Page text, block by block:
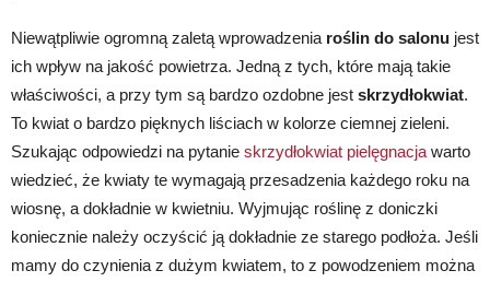
Niewątpliwie ogromną zaletą wprowadzenia roślin do salonu jest
ich wpływ na jakość powietrza. Jedną z tych, które mają takie
właściwości, a przy tym są bardzo ozdobne jest skrzydłokwiat.
To kwiat o bardzo pięknych liściach w kolorze ciemnej zieleni.
Szukając odpowiedzi na pytanie skrzydłokwiat pielęgnacja warto
wiedzieć, że kwiaty te wymagają przesadzenia każdego roku na
wiosnę, a dokładnie w kwietniu. Wyjmując roślinę z doniczki
koniecznie należy oczyścić ją dokładnie ze starego podłoża. Jeśli
mamy do czynienia z dużym kwiatem, to z powodzeniem można